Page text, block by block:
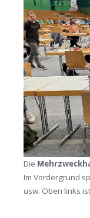
Die
Im Vordergrund
usw. Oben links ist